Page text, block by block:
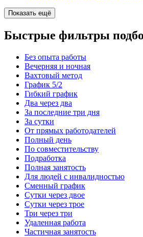
Показать ещё
Быстрые фильтры
Без опыта работы
Вечерняя и ночная
Вахтовый метод
График 5/2
Гибкий график
Два через два
За последние три дня
За сутки
От прямых работодателей
Полный день
По совместительству
Подработка
Полная занятость
Для людей с инвалидностью
Сменный график
Сутки через двое
Сутки через трое
Три через три
Удаленная работа
Частичная занятость